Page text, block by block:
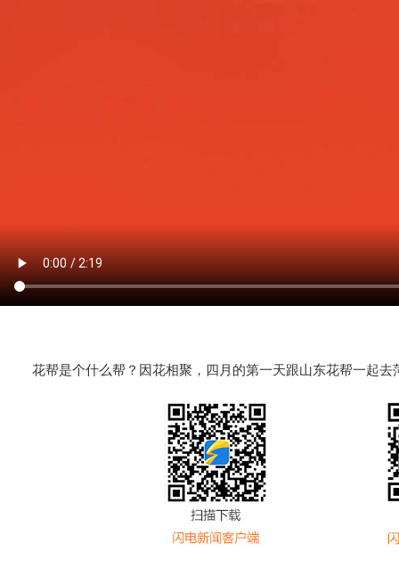
花帮是个什么帮？因花相聚，四月的第一天跟山东花帮一起去